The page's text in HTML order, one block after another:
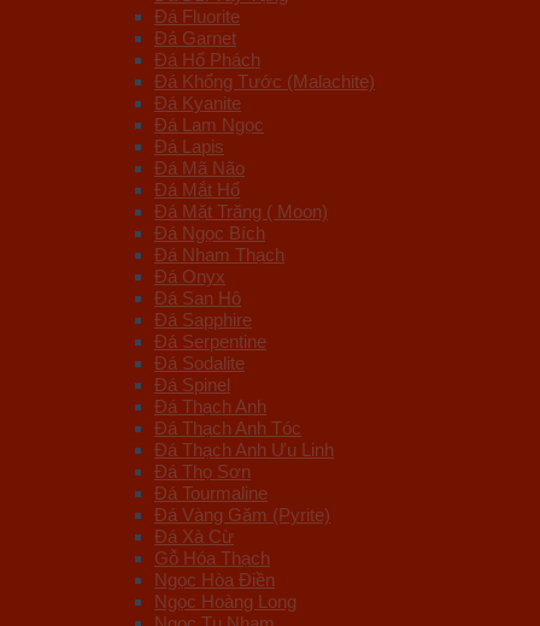
Đá Fluorite
Đá Garnet
Đá Hổ Phách
Đá Khổng Tước (Malachite)
Đá Kyanite
Đá Lam Ngọc
Đá Lapis
Đá Mã Não
Đá Mắt Hổ
Đá Mặt Trăng ( Moon)
Đá Ngọc Bích
Đá Nham Thạch
Đá Onyx
Đá San Hô
Đá Sapphire
Đá Serpentine
Đá Sodalite
Đá Spinel
Đá Thạch Anh
Đá Thạch Anh Tóc
Đá Thạch Anh Ưu Linh
Đá Thọ Sơn
Đá Tourmaline
Đá Vàng Găm (Pyrite)
Đá Xà Cừ
Gỗ Hóa Thạch
Ngọc Hòa Điền
Ngọc Hoàng Long